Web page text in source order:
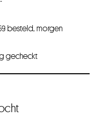
besteld, morgen
gecheckt